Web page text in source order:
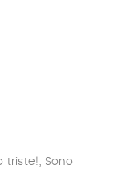
triste!, Sono